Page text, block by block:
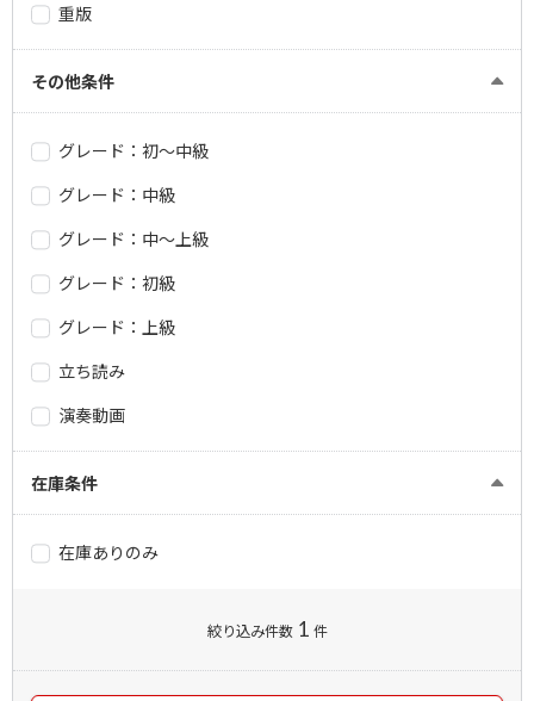
重版
その他条件
グレード：初～中級
グレード：中級
グレード：中～上級
グレード：初級
グレード：上級
立ち読み
演奏動画
在庫条件
在庫ありのみ
絞り込み件数 1 件